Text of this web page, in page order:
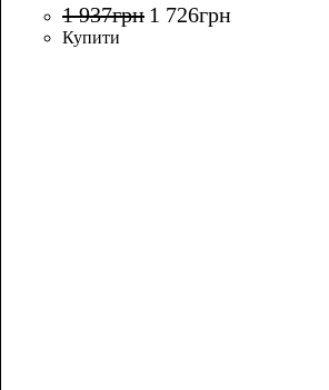
1 937грн 1 726грн
Купити